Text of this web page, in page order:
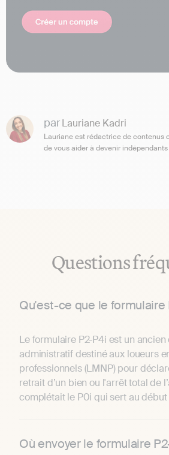
parLauriane Kadri
Lauriane est rédactrice de contenus
de vous aider à devenir
Questions
Qu'est-ce que le formulaire
Le formulaire P2-P4i est un
administratif destiné aux loueurs
professionnels (LMNP) pour
retrait d’un bien ou l'arrêt total de
complétait le P0i qui sert au début
Où envoyer le formulaire